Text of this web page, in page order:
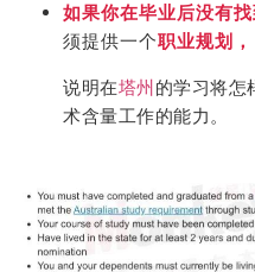
如果你在毕业后没有
须提供一个职业规划，
说明在塔州的学习将怎
术含量工作的能力。